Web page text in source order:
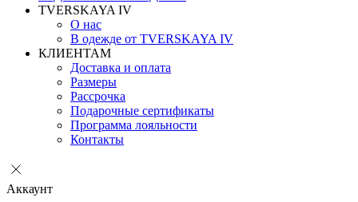
TVERSKAYA IV
О нас
В одежде от TVERSKAYA IV
КЛИЕНТАМ
Доставка и оплата
Размеры
Рассрочка
Подарочные сертификаты
Программа лояльности
Контакты
Аккаунт